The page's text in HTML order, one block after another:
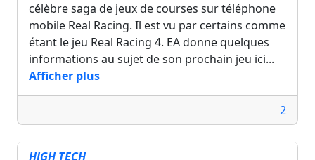
célèbre saga de jeux de courses sur téléphone
mobile Real Racing. Il est vu par certains comme
étant le jeu Real Racing 4. EA donne quelques
informations au sujet de son prochain jeu ici...
Afficher plus
2
HIGH TECH